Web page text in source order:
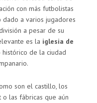
con más futbolistas
a varios jugadores
a pesar de su
es la iglesia de
de la ciudad
son el castillo, los
las fábricas que aún